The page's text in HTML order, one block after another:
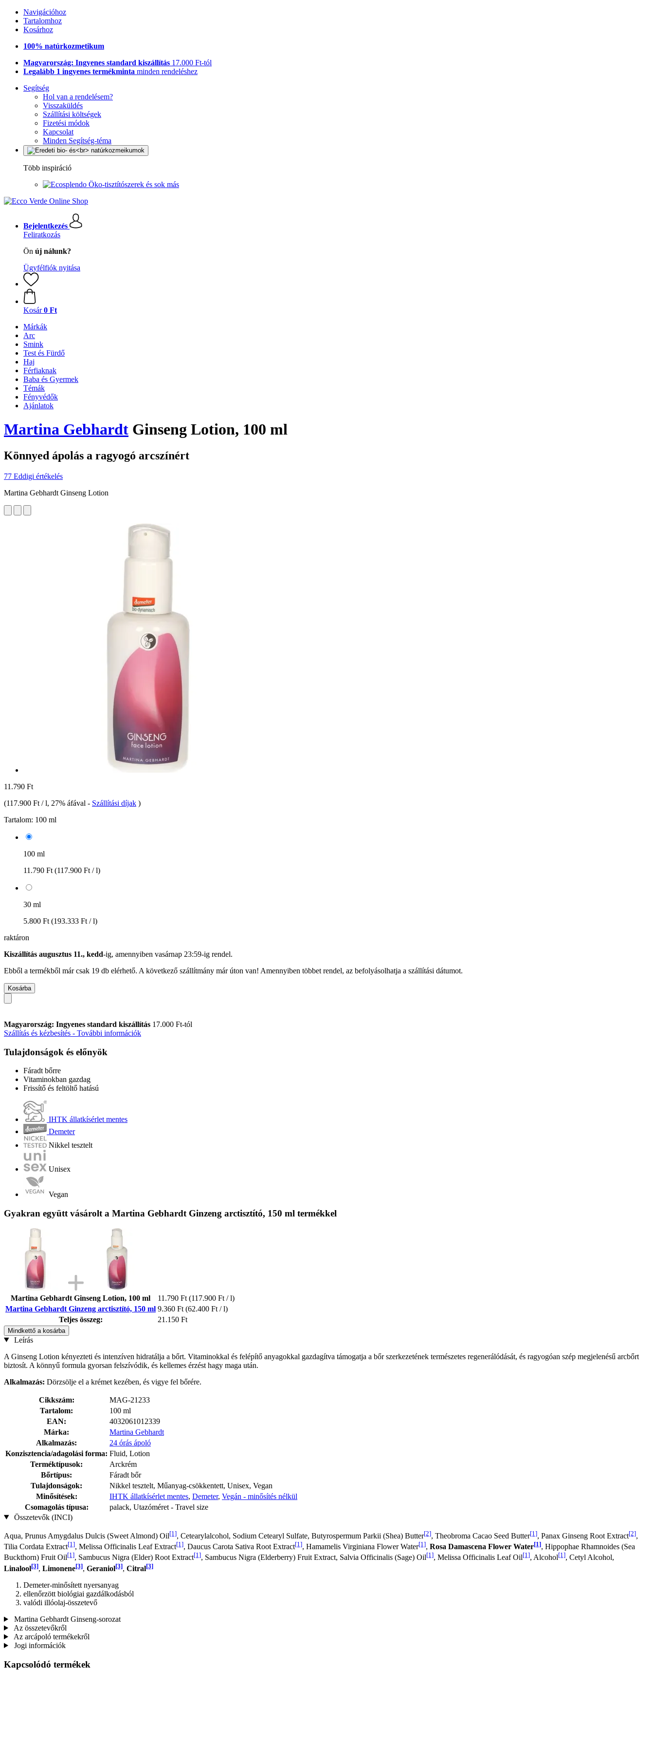
Navigációhoz
Tartalomhoz
Kosárhoz
100% natúrkozmetikum
Magyarország: Ingyenes standard kiszállítás 17.000 Ft-tól
Legalább 1 ingyenes termékminta minden rendeléshez
Segítség
Hol van a rendelésem?
Visszaküldés
Szállítási költségek
Fizetési módok
Kapcsolat
Minden Segítség-téma
Több inspiráció
Öko-tisztítószerek és sok más
Bejelentkezés
Feliratkozás
Ön új nálunk?
Ügyfélfiók nyitása
Kosár 0 Ft
Márkák
Arc
Smink
Test és Fürdő
Haj
Férfiaknak
Baba és Gyermek
Témák
Fényvédők
Ajánlatok
Martina Gebhardt Ginseng Lotion, 100 ml
Könnyed ápolás a ragyogó arcszínért
77 Eddigi értékelés
Martina Gebhardt Ginseng Lotion
11.790 Ft
(117.900 Ft / l, 27% áfával - Szállítási díjak )
Tartalom: 100 ml
100 ml
11.790 Ft (117.900 Ft / l)
30 ml
5.800 Ft (193.333 Ft / l)
raktáron
Kiszállítás augusztus 11., kedd-ig, amennyiben vasárnap 23:59-ig rendel.
Ebből a termékből már csak 19 db elérhető. A következő szállítmány már úton van! Amennyiben többet rendel, az befolyásolhatja a szállítási dátumot.
Kosárba
Magyarország: Ingyenes standard kiszállítás 17.000 Ft-tól
Szállítás és kézbesítés - További információk
Tulajdonságok és előnyök
Fáradt bőrre
Vitaminokban gazdag
Frissítő és feltöltő hatású
IHTK állatkísérlet mentes
Demeter
Nikkel tesztelt
Unisex
Vegan
Gyakran együtt vásárolt a Martina Gebhardt Ginzeng arctisztító, 150 ml termékkel
Martina Gebhardt Ginseng Lotion, 100 ml 11.790 Ft (117.900 Ft / l)
Martina Gebhardt Ginzeng arctisztító, 150 ml 9.360 Ft (62.400 Ft / l)
Teljes összeg:
21.150 Ft
Mindkettő a kosárba
Leírás
A Ginseng Lotion kényezteti és intenzíven hidratálja a bőrt. Vitaminokkal és felépítő anyagokkal gazdagítva támogatja a bőr szerkezetének természetes regenerálódását, és ragyogóan szép megjelenésű arcbőrt
biztosít. A könnyű formula gyorsan felszívódik, és kellemes érzést hagy maga után.
Alkalmazás: Dörzsölje el a krémet kezében, és vigye fel bőrére.
Cikkszám:
MAG-21233
Tartalom:
100 ml
EAN:
4032061012339
Márka:
Martina Gebhardt
Alkalmazás:
24 órás ápoló
Konzisztencia/adagolási forma: Fluid, Lotion
Terméktípusok:
Arckrém
Bőrtípus:
Fáradt bőr
Tulajdonságok:
Nikkel tesztelt, Műanyag-csökkentett, Unisex, Vegan
Minősítések:
IHTK állatkísérlet mentes, Demeter, Vegán - minősítés nélkül
Csomagolás típusa:
palack, Utazóméret - Travel size
Összetevők (INCI)
Aqua, Prunus Amygdalus Dulcis (Sweet Almond) Oil[1], Cetearylalcohol, Sodium Cetearyl Sulfate, Butyrospermum Parkii (Shea) Butter[2], Theobroma Cacao Seed Butter[1], Panax Ginseng Root Extract[2],
Tilia Cordata Extract[1], Melissa Officinalis Leaf Extract[1], Daucus Carota Sativa Root Extract[1], Hamamelis Virginiana Flower Water[1], Rosa Damascena Flower Water[1], Hippophae Rhamnoides (Sea
Buckthorn) Fruit Oil[1], Sambucus Nigra (Elder) Root Extract[1], Sambucus Nigra (Elderberry) Fruit Extract, Salvia Officinalis (Sage) Oil[1], Melissa Officinalis Leaf Oil[1], Alcohol[1], Cetyl Alcohol,
Linalool[3], Limonene[3], Geraniol[3], Citral[3]
Demeter-minősített nyersanyag
ellenőrzött biológiai gazdálkodásból
valódi illóolaj-összetevő
Martina Gebhardt Ginseng-sorozat
Az összetevőkről
Az arcápoló termékekről
Jogi információk
Kapcsolódó termékek